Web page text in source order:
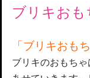
ブリキおも
「ブリキおも
ブリキのおもち